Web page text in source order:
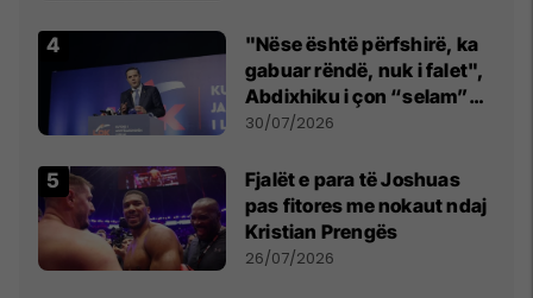
"Nëse është përfshirë, ka
gabuar rëndë, nuk i falet",
Abdixhiku i çon “selam”
Përparim Ramës
30/07/2026
Fjalët e para të Joshuas
pas fitores me nokaut ndaj
Kristian Prengës
26/07/2026